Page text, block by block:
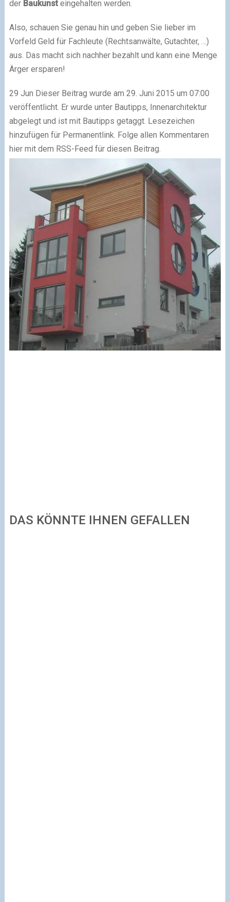
der Baukunsteingehalten werden.
Also, schauen Sie genau hin und geben Sie lieber im
Vorfeld Geld für Fachleute (Rechtsanwälte, Gutachter, …)
aus. Das macht sich nachher bezahlt und kann eine Menge
Ärger ersparen!
29 Jun Dieser Beitrag wurde am 29. Juni 2015 um 07:00
veröffentlicht. Er wurde unter Bautipps, Innenarchitektur
abgelegt und ist mit Bautipps getaggt. Lesezeichen
hinzufügen für Permanentlink. Folge allen Kommentaren
hier mit dem RSS-Feed für diesen Beitrag.
DAS KÖNNTE IHNEN GEFALLEN